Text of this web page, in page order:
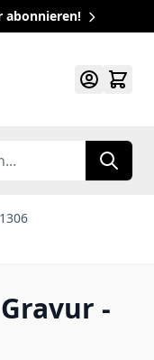
abonnieren!
-